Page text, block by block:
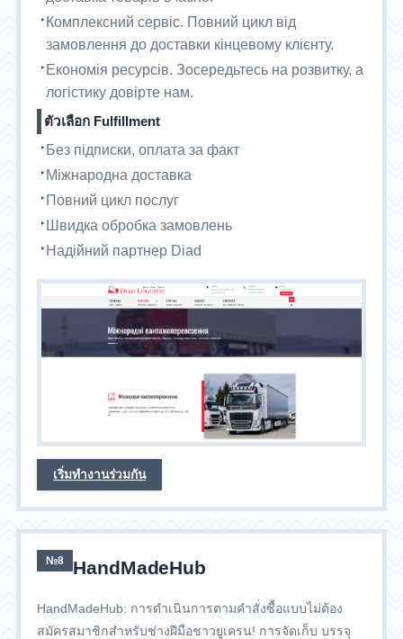
Комплексний сервіс. Повний цикл від
замовлення до доставки кінцевому клієнту.
Економія ресурсів. Зосередьтесь на розвитку, а
логістику довірте нам.
ตัวเลือก Fulfillment
Без підписки, оплата за факт
Міжнародна доставка
Повний цикл послуг
Швидка обробка замовлень
Надійний партнер Diad
เริ่มทำงานร่วมกัน
№8 HandMadeHub
HandMadeHub: การดำเนินการตามคำสั่งซื้อแบบไม่ต้อง
สมัครสมาชิกสำหรับช่างฝีมือชาวยูเครน! การจัดเก็บ บรรจุ